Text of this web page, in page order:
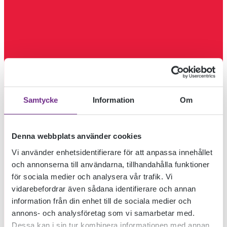
Samtycke Information Om
Denna webbplats använder cookies
Vi använder enhetsidentifierare för att anpassa innehållet
och annonserna till användarna, tillhandahålla funktioner
för sociala medier och analysera vår trafik. Vi
vidarebefordrar även sådana identifierare och annan
information från din enhet till de sociala medier och
annons- och analysföretag som vi samarbetar med.
Dessa kan i sin tur kombinera informationen med annan